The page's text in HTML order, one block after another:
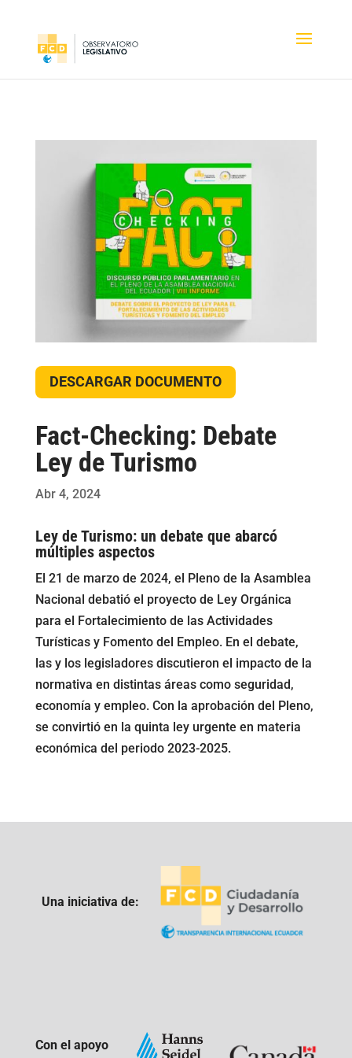
DESCARGAR DOCUMENTO
Fact-Checking: Debate
Ley de Turismo
Abr 4, 2024
Ley de Turismo: un debate que abarcó
múltiples aspectos
El 21 de marzo de 2024, el Pleno de la Asamblea
Nacional debatió el proyecto de Ley Orgánica
para el Fortalecimiento de las Actividades
Turísticas y Fomento del Empleo. En el debate,
las y los legisladores discutieron el impacto de la
normativa en distintas áreas como seguridad,
economía y empleo. Con la aprobación del Pleno,
se convirtió en la quinta ley urgente en materia
económica del periodo 2023-2025.
Una iniciativa de:
Con el apoyo